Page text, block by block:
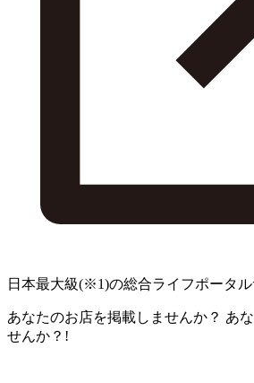
日本最大級(※1)の総合ライフポータル
あなたのお店を掲載しませんか？ あ
せんか？!